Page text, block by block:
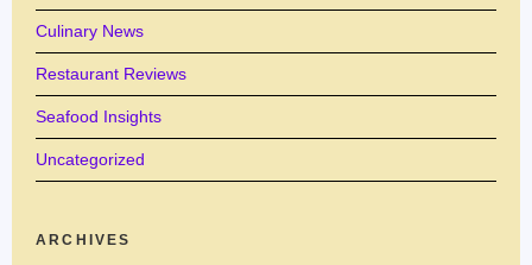
Culinary News
Restaurant Reviews
Seafood Insights
Uncategorized
ARCHIVES